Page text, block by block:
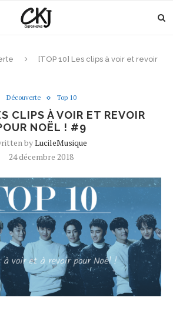
[TOP 10] Les clips à voir et revoir
Découverte Top 10
CLIPS À VOIR ET REVOIR
NOËL ! #9
byLucileMusique
24 décembre 2018